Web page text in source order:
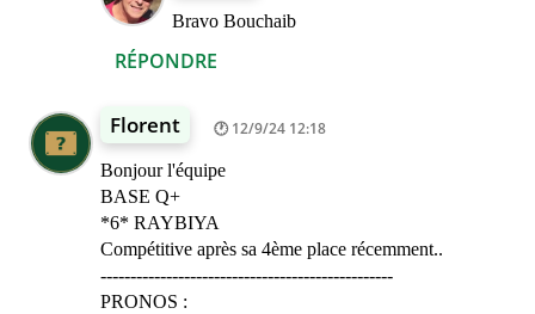
RÉPONDRE
Bravo Bouchaib
Florent 12/9/24 12:18
Bonjour l'équipe
BASE Q+
*6* RAYBIYA
Compétitive après sa 4ème place récemment..
-------------------------------------------------
PRONOS :